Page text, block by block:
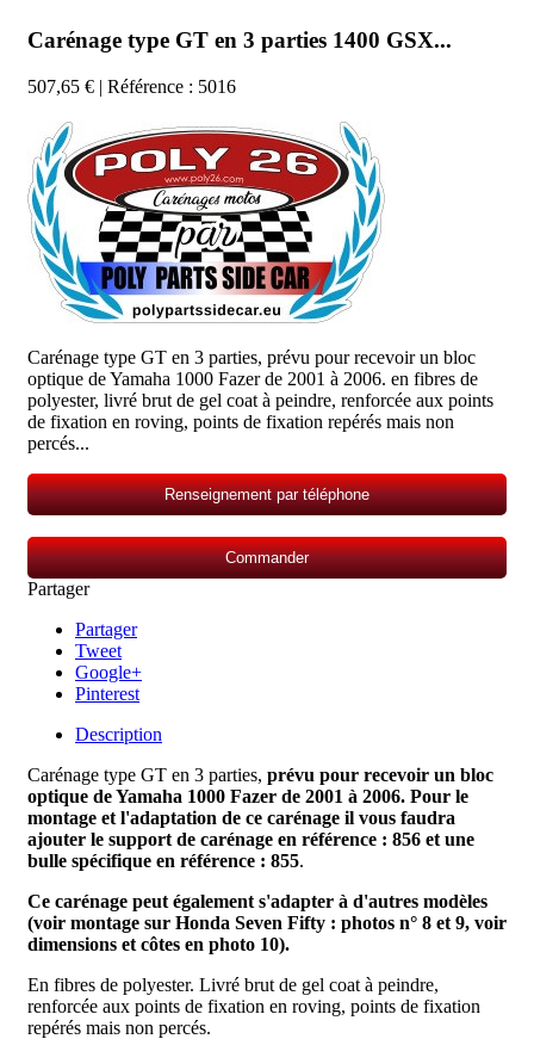
Carénage type GT en 3 parties 1400 GSX...
507,65 € | Référence : 5016
Carénage type GT en 3 parties, prévu pour recevoir un bloc
optique de Yamaha 1000 Fazer de 2001 à 2006. en fibres de
polyester, livré brut de gel coat à peindre, renforcée aux points
de fixation en roving, points de fixation repérés mais non
percés...
Renseignement par téléphone
Commander
Partager
Partager
Tweet
Google+
Pinterest
Description
Carénage type GT en 3 parties, prévu pour recevoir un bloc
optique de Yamaha 1000 Fazer de 2001 à 2006. Pour le
montage et l'adaptation de ce carénage il vous faudra
ajouter le support de carénage en référence : 856 et une
bulle spécifique en référence : 855.
Ce carénage peut également s'adapter à d'autres modèles
(voir montage sur Honda Seven Fifty : photos n° 8 et 9, voir
dimensions et côtes en photo 10).
En fibres de polyester. Livré brut de gel coat à peindre,
renforcée aux points de fixation en roving, points de fixation
repérés mais non percés.